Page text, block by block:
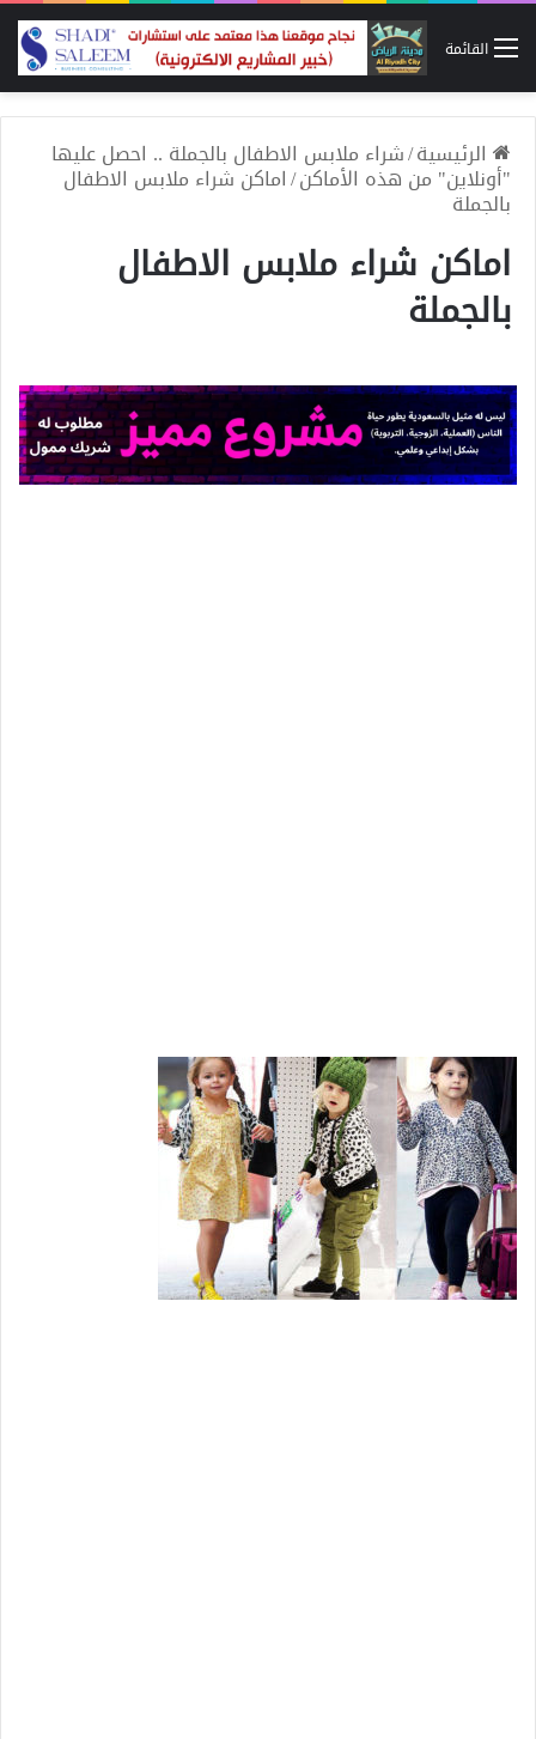
القائمة
الرئيسية/شراء ملابس الاطفال بالجملة .. احصل عليها
"أونلاين" من هذه الأماكن/اماكن شراء ملابس الاطفال
بالجملة
اماكن شراء ملابس الاطفال
بالجملة